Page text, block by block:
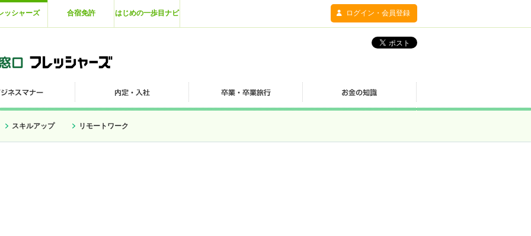
ッシャーズ 合宿免許 はじめの一歩目ナビ ログイン・会員登録
スキルアップ リモートワーク